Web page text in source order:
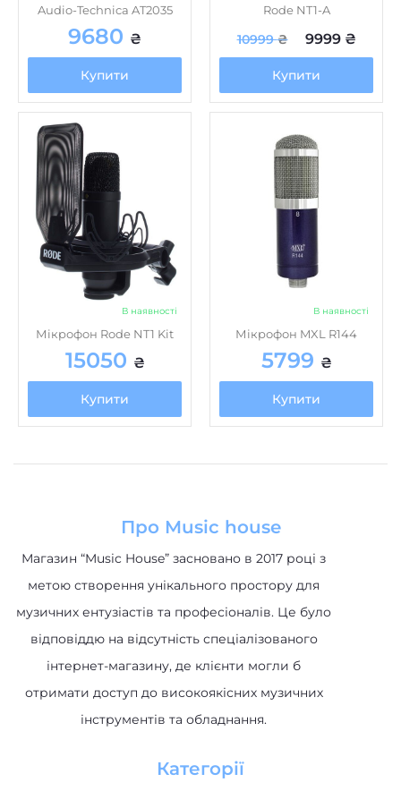
Audio-Technica AT2035
9680 ₴
Купити
Rode NT1-A
10999₴ 9999 ₴
Купити
В наявності
Мікрофон Rode NT1 Kit
15050 ₴
Купити
В наявності
Мікрофон MXL R144
5799 ₴
Купити
Про Music house
Магазин “Music House” засновано в 2017 році з
метою створення унікального простору для
музичних ентузіастів та професіоналів. Це було
відповіддю на відсутність спеціалізованого
інтернет-магазину, де клієнти могли б
отримати доступ до високоякісних музичних
інструментів та обладнання.
Категорії